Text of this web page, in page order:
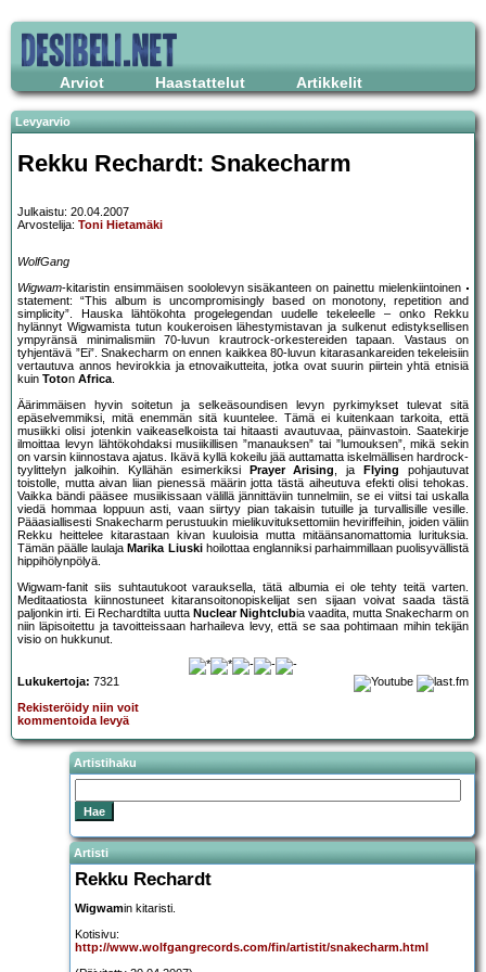
Arviot Haastattelut Artikkelit
Levyarvio
Rekku Rechardt: Snakecharm
Julkaistu: 20.04.2007
Arvostelija: Toni Hietamäki
WolfGang
Wigwam-kitaristin ensimmäisen soololevyn sisäkanteen on painettu mielenkiintoinen
statement: “This album is uncompromisingly based on monotony, repetition and
simplicity”. Hauska lähtökohta progelegendan uudelle tekeleelle – onko Rekku
hylännyt Wigwamista tutun koukeroisen lähestymistavan ja sulkenut edistyksellisen
ympyränsä minimalismiin 70-luvun krautrock-orkestereiden tapaan. Vastaus on
tyhjentävä ”Ei”. Snakecharm on ennen kaikkea 80-luvun kitarasankareiden tekeleisiin
vertautuva annos hevirokkia ja etnovaikutteita, jotka ovat suurin piirtein yhtä etnisiä
kuin Toton Africa.
Äärimmäisen hyvin soitetun ja selkeäsoundisen levyn pyrkimykset tulevat sitä
epäselvemmiksi, mitä enemmän sitä kuuntelee. Tämä ei kuitenkaan tarkoita, että
musiikki olisi jotenkin vaikeaselkoista tai hitaasti avautuvaa, päinvastoin. Saatekirje
ilmoittaa levyn lähtökohdaksi musiikillisen ”manauksen” tai ”lumouksen”, mikä sekin
on varsin kiinnostava ajatus. Ikävä kyllä kokeilu jää auttamatta iskelmällisen hardrock-
tyylittelyn jalkoihin. Kyllähän esimerkiksi
Prayer Arising, ja Flying pohjautuvat
toistolle, mutta aivan liian pienessä määrin jotta tästä aiheutuva efekti olisi tehokas.
Vaikka bändi pääsee musiikissaan välillä jännittäviin tunnelmiin, se ei viitsi tai uskalla
viedä hommaa loppuun asti, vaan siirtyy pian takaisin tutuille ja turvallisille vesille.
Pääasiallisesti Snakecharm perustuukin mielikuvituksettomiin heviriffeihin, joiden väliin
Rekku heittelee kitarastaan kivan kuuloisia mutta mitäänsanomattomia lurituksia.
Tämän päälle laulaja Marika Liuskihoilottaa englanniksi parhaimmillaan puolisyvällistä
hippihölynpölyä.
Wigwam-fanit siis suhtautukoot varauksella, tätä albumia ei ole tehty teitä varten.
Meditaatiosta kiinnostuneet kitaransoitonopiskelijat sen sijaan voivat saada tästä
paljonkin irti. Ei Rechardtilta uutta Nuclear Nightclubia vaadita, mutta Snakecharm on
niin läpisoitettu ja tavoitteissaan harhaileva levy, että se saa pohtimaan mihin tekijän
visio on hukkunut.
Lukukertoja: 7321
Rekisteröidy niin voit
kommentoida levyä
Artistihaku
Artisti
Rekku Rechardt
Wigwamin kitaristi.
Kotisivu:
http://www.wolfgangrecords.com/fin/artistit/snakecharm.html